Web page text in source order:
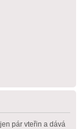
pár vteřin a dává